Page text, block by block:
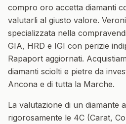
compro oro accetta diamanti
valutarli al giusto valore.
specializzata nella
GIA, HRD e IGI con perizie
Rapaport aggiornati.
diamanti sciolti e pietre da
Ancona e di tutta la Marche.
La valutazione di un diamante
rigorosamente le 4C (Carat,